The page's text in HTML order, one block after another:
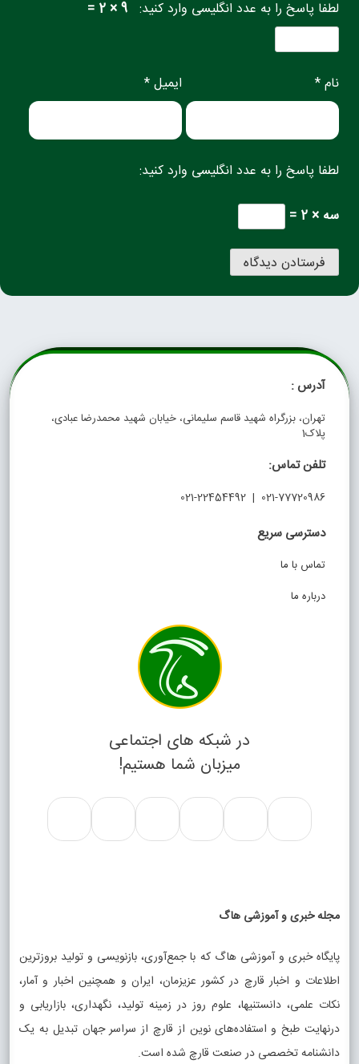
لطفا پاسخ را به عدد انگلیسی وارد کنید: 9 × 2 =
نام * ایمیل *
لطفا پاسخ را به عدد انگلیسی وارد کنید:
سه × 2 =
آدرس :
تهران، بزرگراه شهید قاسم سلیمانی، خیابان شهید محمدرضا عبادی،
پلاک1
تلفن تماس:
021-77720986 | 021-22454492
دسترسی سریع
تماس با ما
درباره ما
در شبکه های اجتماعی
میزبان شما هستیم!
مجله خبری و آموزشی هاگ
پایگاه خبری و آموزشی هاگ که با جمع‌آوری، بازنویسی و تولید بروزترین
اطلاعات و اخبار قارچ در کشور عزیزمان، ایران و همچنین اخبار و آمار،
نکات علمی، دانستنیها، علوم روز در زمینه تولید، نگهداری، بازاریابی و
درنهایت طبخ و استفاده‌های نوین از قارچ از سراسر جهان تبدیل به یک
دانشنامه تخصصی در صنعت قارچ شده است.